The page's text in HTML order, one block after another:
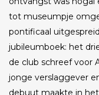
tot museumpje
pontificaal
jubileumboek: het
de club schreef voor
jonge verslaggever
debuut maakte in